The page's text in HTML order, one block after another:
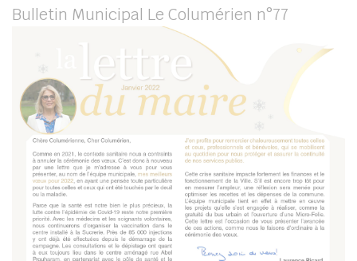
Bulletin Municipal Le Columérien n°77